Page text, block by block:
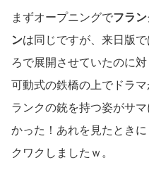
まずオープニングでフラ
ンは同じですが、来日版
ろで展開させていたのに
可動式の鉄橋の上でドラ
ランクの銃を持つ姿がサ
かった！あれを見たときに
クワクしましたｗ。